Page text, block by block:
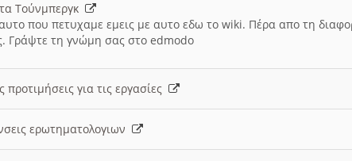
Τούνμπεργκ
που πετυχαμε εμεις με αυτο εδω το wiki. Πέρα απο τη
Γράψτε τη γνώμη σας στο edmodo
προτιμήσεις για τις εργασίες
ερωτηματολογιων